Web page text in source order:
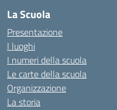
La Scuola
Presentazione
I luoghi
I numeri della scuola
Le carte della scuola
Organizzazione
La storia